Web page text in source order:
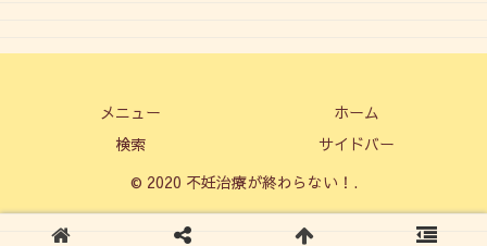
メニュー
ホーム
検索
サイドバー
© 2020 不妊治療が終わらない！.